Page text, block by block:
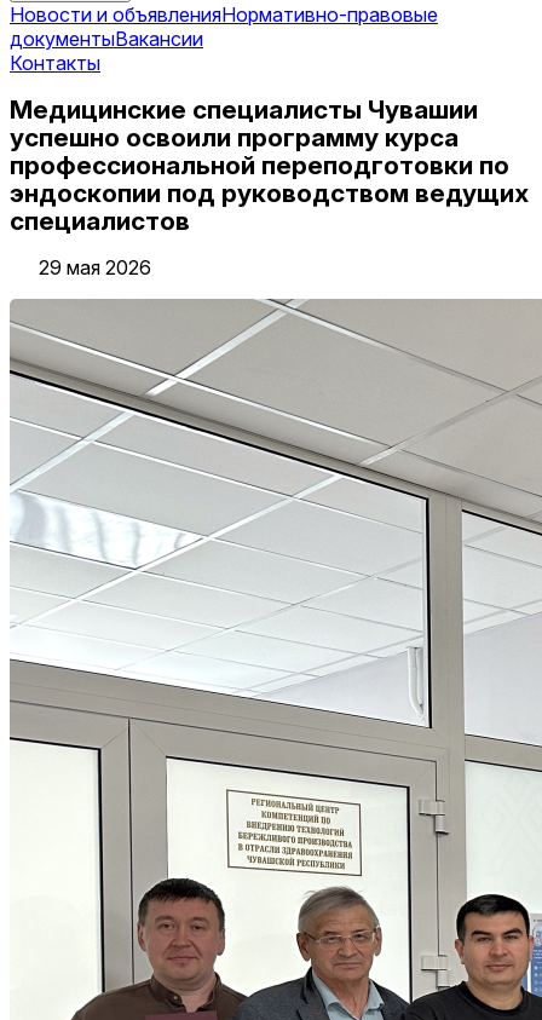
Новости и объявленияНормативно-правовые
документыВакансии
Контакты
Медицинские специалисты Чувашии
успешно освоили программу курса
профессиональной переподготовки по
эндоскопии под руководством ведущих
специалистов
29 мая 2026